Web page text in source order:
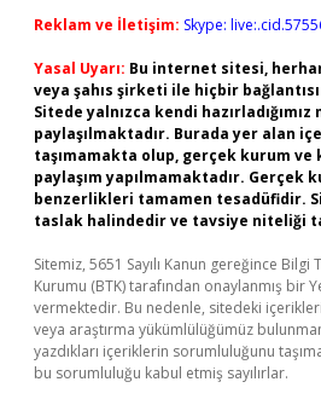
Reklam ve İletişim: Skype:
Yasal Uyarı: Bu internet sitesi,
veya şahıs şirketi ile hiçbir
Sitede yalnızca kendi
paylaşılmaktadır. Burada yer alan
taşımamakta olup, gerçek kurum ve
paylaşım yapılmamaktadır. Gerçek
benzerlikleri tamamen tesadüfidir.
taslak halindedir ve tavsiye niteliği
Sitemiz, 5651 Sayılı Kanun gereğince
Kurumu (BTK) tarafından onaylanmış bir
vermektedir. Bu nedenle, sitedeki
veya araştırma yükümlülüğümüz
yazdıkları içeriklerin sorumluluğunu
bu sorumluluğu kabul etmiş sayılırlar.